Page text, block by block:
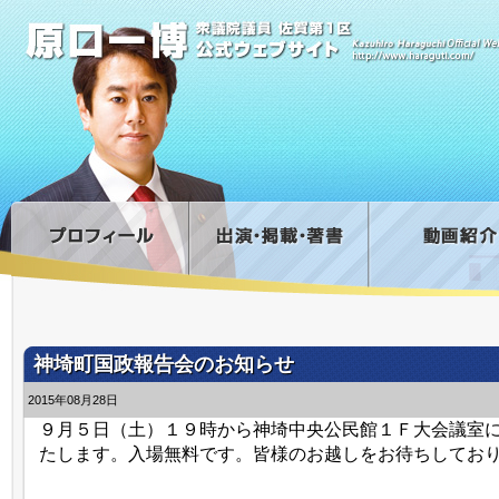
神埼町国政報告会のお知らせ
2015年08月28日
９月５日（土）１９時から神埼中央公民館１Ｆ大会議室
たします。入場無料です。皆様のお越しをお待ちしてお